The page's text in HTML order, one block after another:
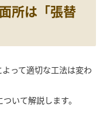
所は「張替
って適切な工法は変わ
いて解説します。